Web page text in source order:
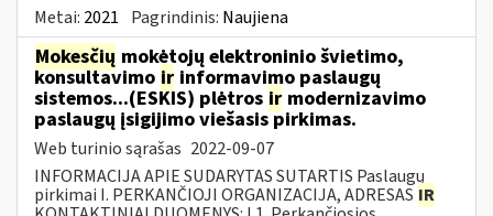
Metai: 2021 Pagrindinis: Naujiena
Mokesčių mokėtojų elektroninio švietimo,
konsultavimo ir informavimo paslaugų
sistemos...(ESKIS) plėtros ir modernizavimo
paslaugų įsigijimo viešasis pirkimas.
Web turinio sąrašas 2022-09-07
INFORMACIJA APIE SUDARYTAS SUTARTIS Paslaugų
pirkimai I. PERKANČIOJI ORGANIZACIJA, ADRESAS IR